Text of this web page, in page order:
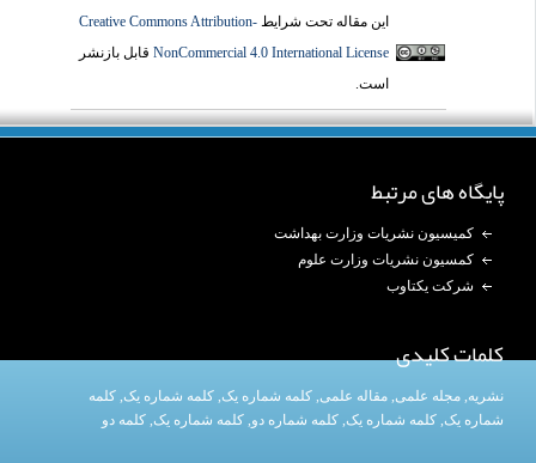
این مقاله تحت شرایطCreative Commons Attribution-
NonCommercial 4.0 International Licenseقابل بازنشر
است.
پایگاه های مرتبط
کمیسیون نشریات وزارت بهداشت
کمسیون نشریات وزارت علوم
شرکت یکتاوب
کلمات کلیدی
نشریه,مجله علمی,مقاله علمی,کلمه شماره یک, کلمه شماره یک,کلمه
شماره یک,کلمه شماره یک, کلمه شماره دو,کلمه شماره یک,کلمه دو